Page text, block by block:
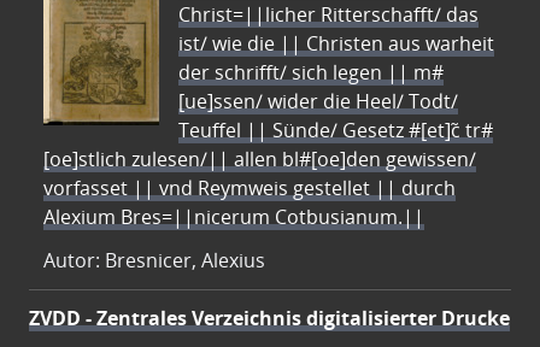
Christ=||licher Ritterschafft/ das
ist/ wie die || Christen aus warheit
der schrifft/ sich legen || m#
[ue]ssen/ wider die Heel/ Todt/
Teuffel || Sünde/ Gesetz #[et]c̃ tr#
[oe]stlich zulesen/|| allen bl#[oe]den gewissen/
vorfasset || vnd Reymweis gestellet || durch
Alexium Bres=||nicerum Cotbusianum.||
Autor: Bresnicer, Alexius
ZVDD - Zentrales Verzeichnis digitalisierter Drucke